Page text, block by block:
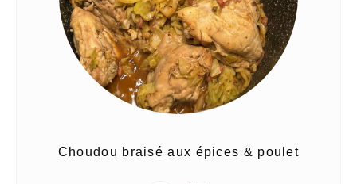
Choudou braisé aux épices & poulet